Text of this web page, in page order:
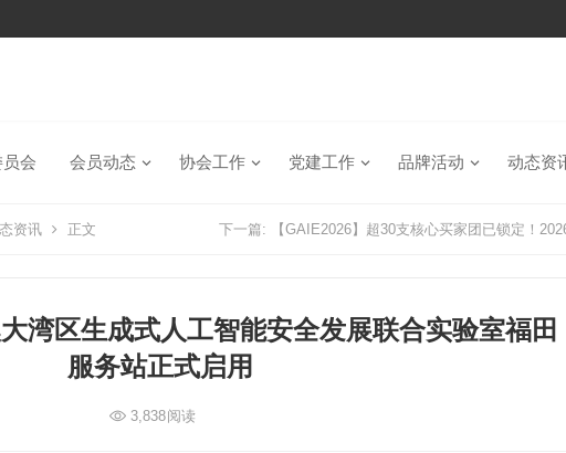
会 会员动态 协会工作 党建工作 品牌活动 动态资
资讯 正文 下一篇: 【GAIE2026】超30支核心买家团已锁定！
湾区生成式人工智能安全发展联合实验室福田
服务站正式启用
3,838阅读